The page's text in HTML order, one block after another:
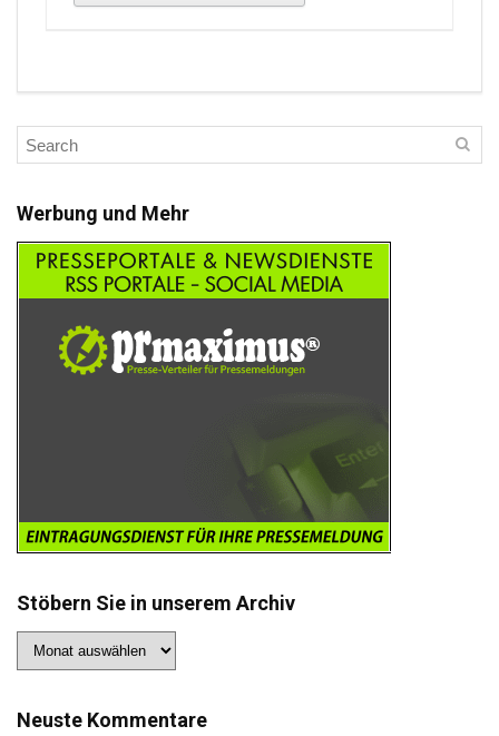
Werbung und Mehr
Stöbern Sie in unserem Archiv
Sie
Archiv
Neuste Kommentare